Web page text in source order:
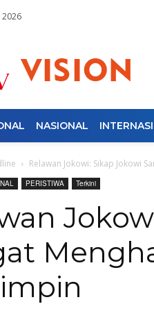
2026
NASIONAL
Relawan Jokowi: Sikap Jokowi
PERISTIWA Terkini